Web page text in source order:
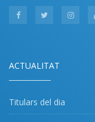
ACTUALITAT
Titulars del dia